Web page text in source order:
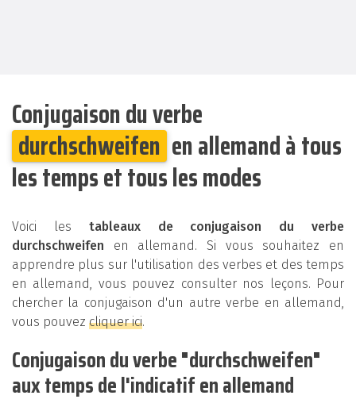
Conjugaison du verbe
durchschweifen en allemand à tous
les temps et tous les modes
Voici les tableaux de conjugaison du verbe
durchschweifen en allemand. Si vous souhaitez en
apprendre plus sur l'utilisation des verbes et des temps
en allemand, vous pouvez consulter nos leçons. Pour
chercher la conjugaison d'un autre verbe en allemand,
vous pouvez cliquer ici.
Conjugaison du verbe "durchschweifen"
aux temps de l'indicatif en allemand